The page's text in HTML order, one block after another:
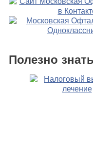
Полезно знать